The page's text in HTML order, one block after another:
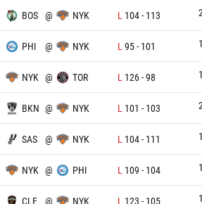
BOS @ NYK L 104- 113
PHI @ NYK L 95- 101
NYK @ TOR L 126-98
BKN @ NYK L 101 - 103
SAS @ NYK L 104- 111
NYK @ PHI L 109 - 104
CLE @ NYK L 123 - 105